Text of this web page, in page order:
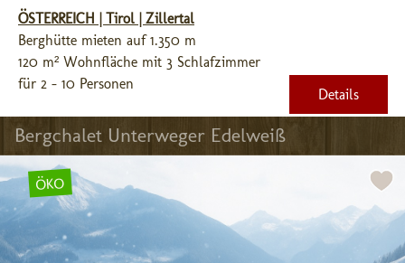
ÖSTERREICH | Tirol | Zillertal
Berghütte mieten auf 1.350 m
120 m² Wohnfläche mit 3 Schlafzimmer
für 2 - 10 Personen
Details
Bergchalet Unterweger Edelweiß
ÖKO